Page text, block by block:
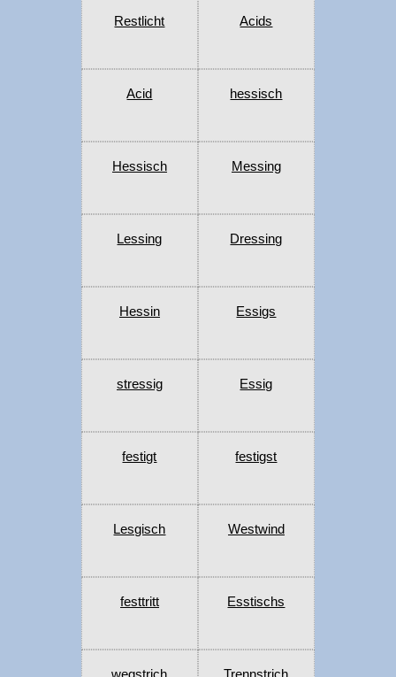
Restlicht Acids
Acid hessisch
Hessisch Messing
Lessing Dressing
Hessin Essigs
stressig Essig
festigt festigst
Lesgisch Westwind
festtritt Esstischs